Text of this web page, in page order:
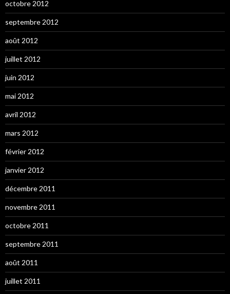
octobre 2012
septembre 2012
août 2012
juillet 2012
juin 2012
mai 2012
avril 2012
mars 2012
février 2012
janvier 2012
décembre 2011
novembre 2011
octobre 2011
septembre 2011
août 2011
juillet 2011